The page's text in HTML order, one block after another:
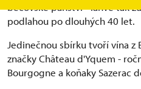
bečovské panství - lahve tak
podlahou po dlouhých 40 let.
Jedinečnou sbírku tvoří vína z
značky Château d'Yquem -
Bourgogne a koňaky Sazerac